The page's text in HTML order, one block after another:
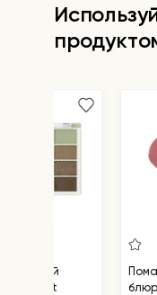
теней
Soft